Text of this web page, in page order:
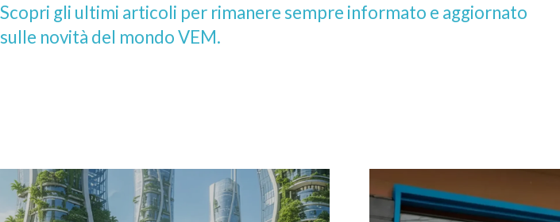
Scopri gli ultimi articoli per rimanere sempre informato e aggiornato
sulle novità del mondo VEM.